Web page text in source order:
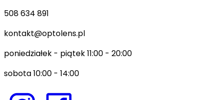
508 634 891
kontakt@optolens.pl
poniedziałek - piątek 11:00 - 20:00
sobota 10:00 - 14:00